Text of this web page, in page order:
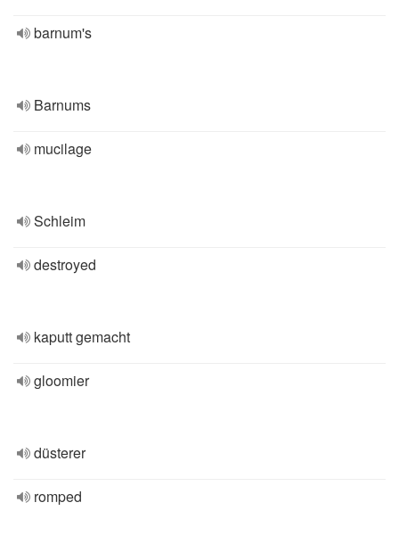
barnum's
Barnums
mucilage
Schleim
destroyed
kaputt gemacht
gloomier
düsterer
romped